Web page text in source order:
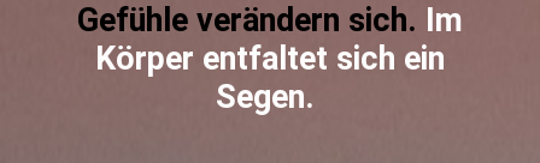
Gefühle verändern sich. Im
Körper entfaltet sich ein
Segen.